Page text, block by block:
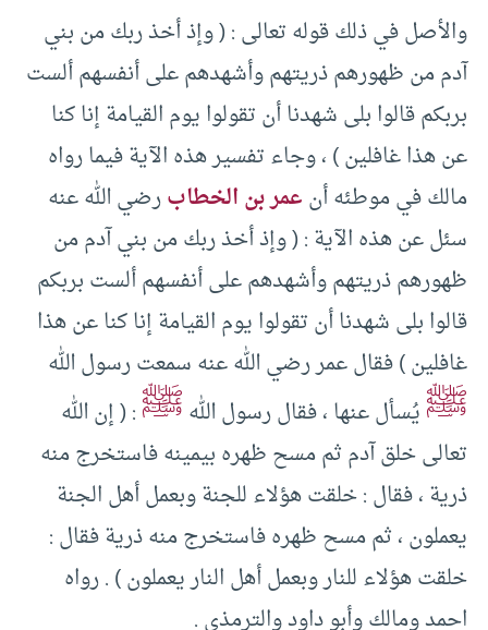
والأصل في ذلك قوله تعالى : ( وإذ أخذ ربك من بني
آدم من ظهورهم ذريتهم وأشهدهم على أنفسهم ألست
بربكم قالوا بلى شهدنا أن تقولوا يوم القيامة إنا كنا
عن هذا غافلين ) ، وجاء تفسير هذه الآية فيما رواه
مالك في موطئه أنعمر بن الخطابرضي الله عنه
سئل عن هذه الآية : ( وإذ أخذ ربك من بني آدم من
ظهورهم ذريتهم وأشهدهم على أنفسهم ألست بربكم
قالوا بلى شهدنا أن تقولوا يوم القيامة إنا كنا عن هذا
غافلين ) فقال عمر رضي الله عنه سمعت رسول الله
ﷺيُسأل عنها ، فقال رسول اللهﷺ: ( إن الله
تعالى خلق آدم ثم مسح ظهره بيمينه فاستخرج منه
ذرية ، فقال : خلقت هؤلاء للجنة وبعمل أهل الجنة
يعملون ، ثم مسح ظهره فاستخرج منه ذرية فقال :
خلقت هؤلاء للنار وبعمل أهل النار يعملون ) . رواه
احمد ومالك وأبو داود والترمذي .